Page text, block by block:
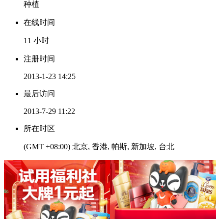
种植
在线时间
11 小时
注册时间
2013-1-23 14:25
最后访问
2013-7-29 11:22
所在时区
(GMT +08:00) 北京, 香港, 帕斯, 新加坡, 台北